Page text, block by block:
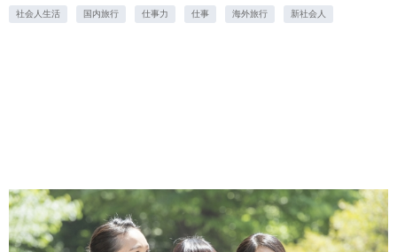
社会人生活 国内旅行 仕事力 仕事 海外旅行 新社会人